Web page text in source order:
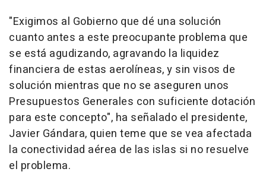
"Exigimos al Gobierno que dé una solución
cuanto antes a este preocupante problema que
se está agudizando, agravando la liquidez
financiera de estas aerolíneas, y sin visos de
solución mientras que no se aseguren unos
Presupuestos Generales con suficiente dotación
para este concepto", ha señalado el presidente,
Javier Gándara, quien teme que se vea afectada
la conectividad aérea de las islas si no resuelve
el problema.